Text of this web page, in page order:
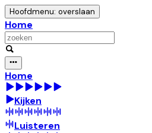
Hoofdmenu: overslaan
Home
Home
Kijken
Luisteren